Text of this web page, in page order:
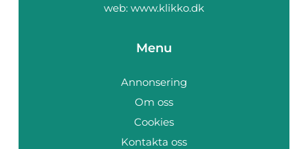
web: www.klikko.dk
Menu
Annonsering
Om oss
Cookies
Kontakta oss